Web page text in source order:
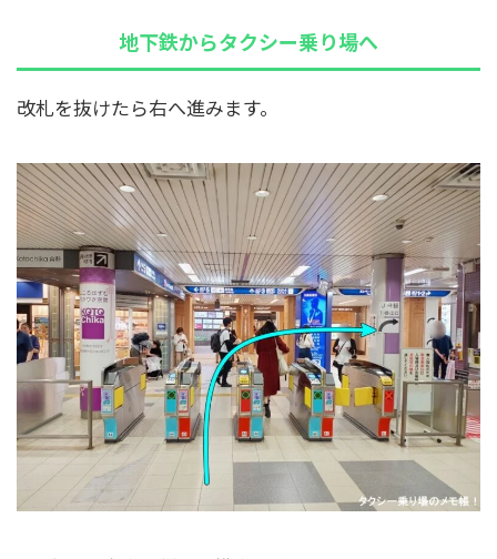
地下鉄からタクシー乗り場へ
改札を抜けたら右へ進みます。